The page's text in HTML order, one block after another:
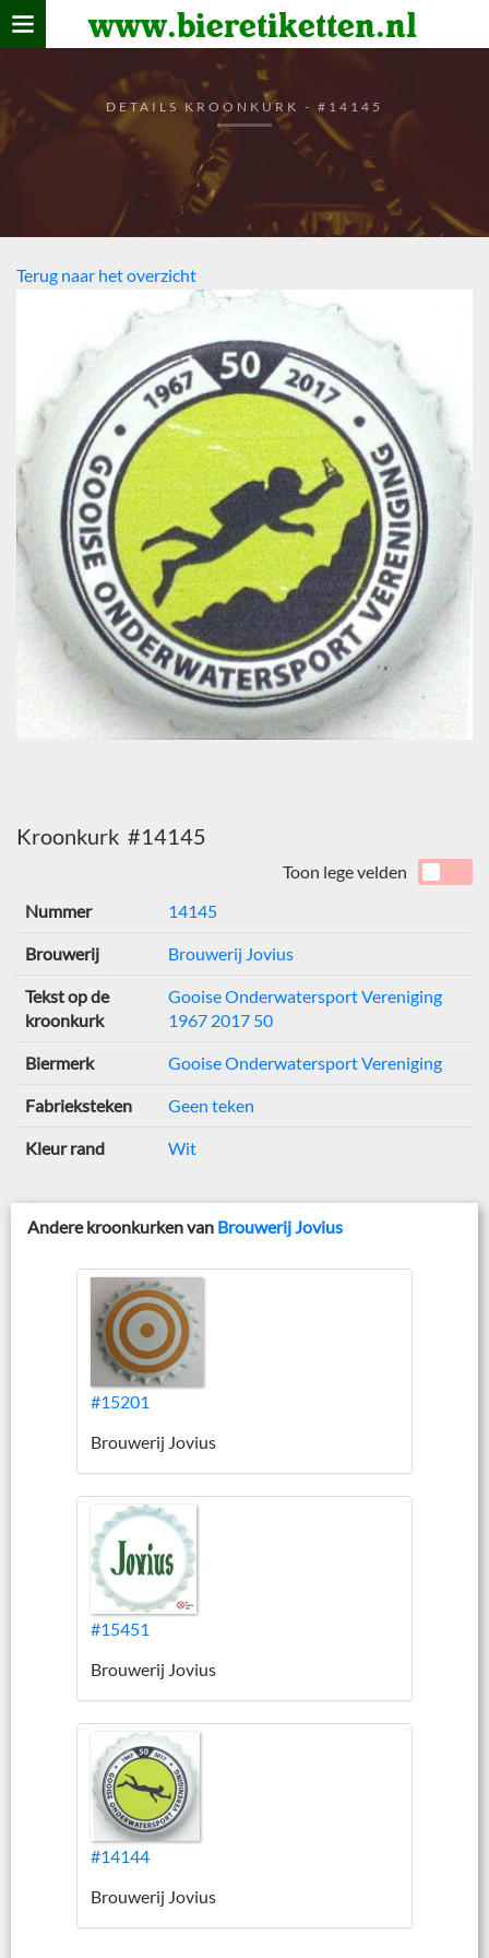
www.bieretiketten.nl
Home
De bierkaart
DETAILS KROONKURK - #14145
Terug naar het overzicht
Kroonkurk #14145
Toon lege velden
Nummer
14145
Brouwerij Brouwerij Jovius
Tekst op de
kroonkurk
Gooise Onderwatersport Vereniging
1967 2017 50
Biermerk Gooise Onderwatersport Vereniging
Fabrieksteken Geen teken
Kleur rand Wit
Andere kroonkurken van Brouwerij Jovius
#15201
Brouwerij Jovius
#15451
Brouwerij Jovius
#14144
Brouwerij Jovius